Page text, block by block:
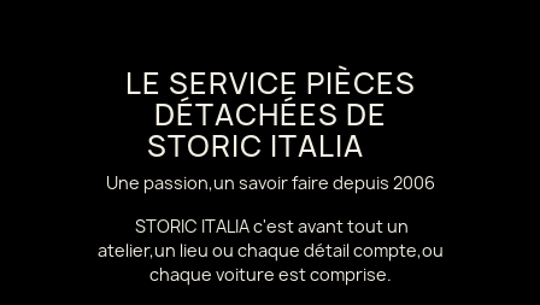
LE SERVICE PIÈCES
DÉTACHÉES DE
STORIC ITALIA
Une passion,un savoir faire depuis 2006
STORIC ITALIA c'est avant tout un
atelier,un lieu ou chaque détail compte,ou
chaque voiture est comprise.